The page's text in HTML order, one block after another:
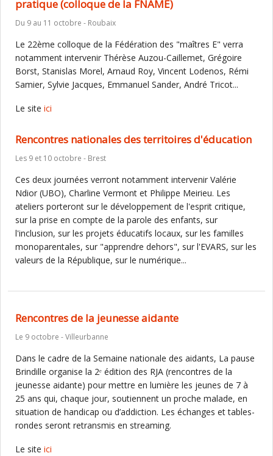
pratique (colloque de la FNAME)
Du 9 au 11 octobre - Roubaix
Le 22ème colloque de la Fédération des "maîtres E" verra
notamment intervenir Thérèse Auzou-Caillemet, Grégoire
Borst, Stanislas Morel, Arnaud Roy, Vincent Lodenos, Rémi
Samier, Sylvie Jacques, Emmanuel Sander, André Tricot...
Le site ici
Rencontres nationales des territoires d'éducation
Les 9 et 10 octobre - Brest
Ces deux journées verront notamment intervenir Valérie
Ndior (UBO), Charline Vermont et Philippe Meirieu. Les
ateliers porteront sur le développement de l'esprit critique,
sur la prise en compte de la parole des enfants, sur
l'inclusion, sur les projets éducatifs locaux, sur les familles
monoparentales, sur "apprendre dehors", sur l'EVARS, sur les
valeurs de la République, sur le numérique...
Rencontres de la jeunesse aidante
Le 9 octobre - Villeurbanne
Dans le cadre de la Semaine nationale des aidants, La pause
Brindille organise la 2ᵉ édition des RJA (rencontres de la
jeunesse aidante) pour mettre en lumière les jeunes de 7 à
25 ans qui, chaque jour, soutiennent un proche malade, en
situation de handicap ou d’addiction. Les échanges et tables-
rondes seront retransmis en streaming.
Le site ici